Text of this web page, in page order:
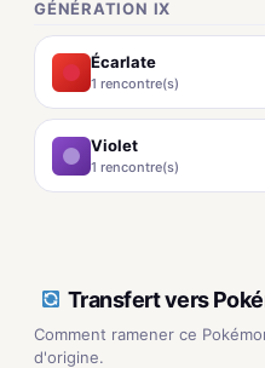
GÉNÉRATION IX
Écarlate
1 rencontre(s)
Violet
1 rencontre(s)
Transfert vers
Comment ramener ce
d'origine.